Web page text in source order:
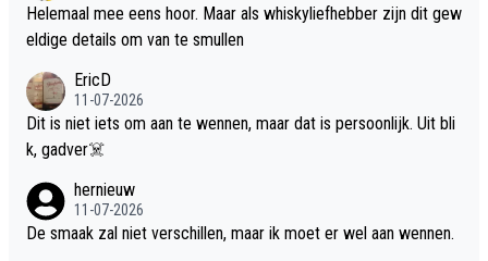
Helemaal mee eens hoor. Maar als whiskyliefhebber zijn dit gew
eldige details om van te smullen
EricD
11-07-2026
Dit is niet iets om aan te wennen, maar dat is persoonlijk. Uit bli
k, gadver☠️
hernieuw
11-07-2026
De smaak zal niet verschillen, maar ik moet er wel aan wennen.